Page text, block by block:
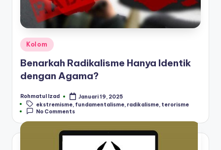
Posted
in
Kolom
Benarkah Radikalisme Hanya Identik
dengan Agama?
Posted
by
Rohmatul Izad
Januari 19, 2025
Tags:ekstremisme fundamentalisme radikalisme terorisme
No Comments